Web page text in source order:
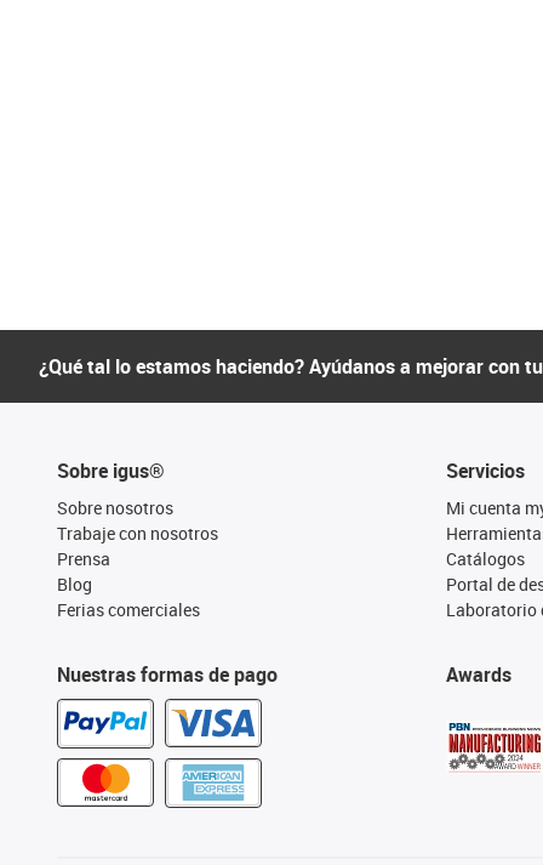
¿Qué tal lo estamos haciendo? Ayúdanos a mejorar con
Sobre igus®
Sobre nosotros
Trabaje con nosotros
Prensa
Blog
Ferias comerciales
Nuestras formas de pago
Servicios
Mi cuenta
Catálogos
Portal de
Laboratorio
Awards